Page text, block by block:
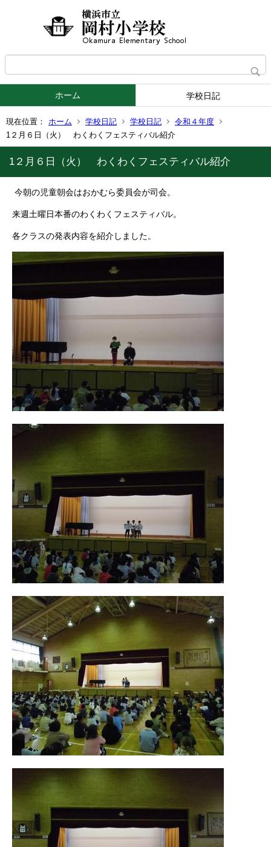
ホーム 学校日記
現在位置： ホーム 学校日記 学校日記
令和４年度
1２月６日（火） わくわくフェスティバル紹介
1２月６日（火） わくわくフェスティバル紹介
今朝の児童朝会はおかむら委員会が司会。
来週土曜日本番のわくわくフェスティバル。
各クラスの発表内容を紹介しました。